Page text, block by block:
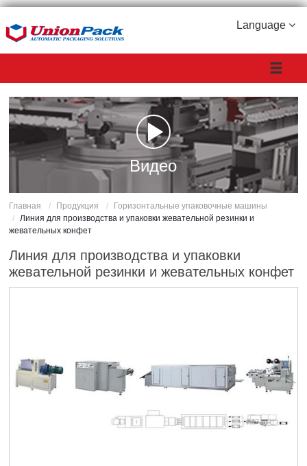
Language
Видео
Главная Продукция
Горизонтальные упаковочные машины
Линия для производства и упаковки жевательной резинки и
жевательных конфет
Линия для производства и упаковки
жевательной резинки и жевательных конфет